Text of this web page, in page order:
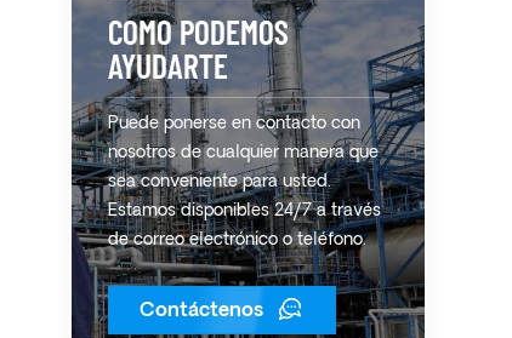
COMO PODEMOS
AYUDARTE
Puede ponerse en contacto con
nosotros de cualquier manera que
sea conveniente para usted.
Estamos disponibles 24/7 a través
de correo electrónico o teléfono.
Contáctenos